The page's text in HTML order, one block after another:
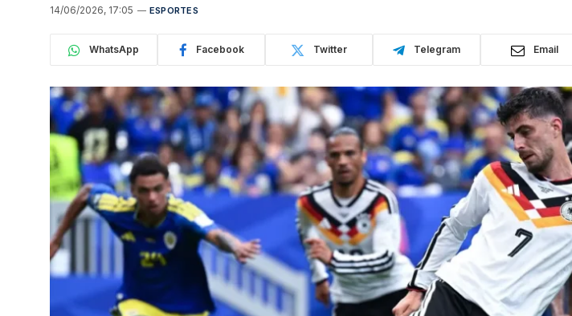
14/06/2026, 17:05 ESPORTES
WhatsApp Facebook Twitter Telegram Email